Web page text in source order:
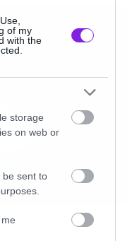
of my
with the
storage
on web or
be sent to
που θα έβαζε
ρόλο της Λάρα
width=”620″